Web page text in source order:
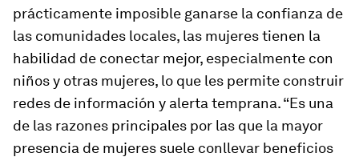
prácticamente imposible ganarse la confianza de
las comunidades locales, las mujeres tienen la
habilidad de conectar mejor, especialmente con
niños y otras mujeres, lo que les permite construir
redes de información y alerta temprana. “Es una
de las razones principales por las que la mayor
presencia de mujeres suele conllevar beneficios